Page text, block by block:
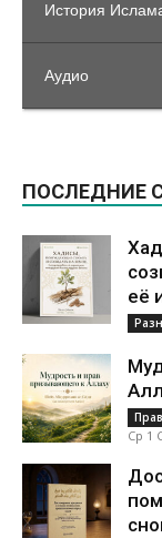
История
Аудио
ПОСЛЕДНИЕ
её
Ср 1